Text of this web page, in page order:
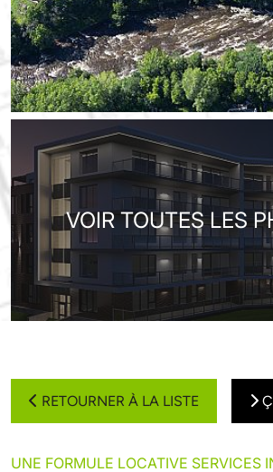
VOIR TOUTES LES
RETOURNER À LA LISTE
UNE FORMULE LOCATIVE SERVICES